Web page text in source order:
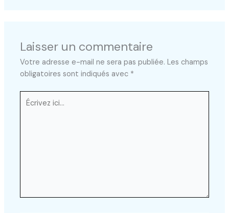
Laisser un commentaire
Votre adresse e-mail ne sera pas publiée. Les champs
obligatoires sont indiqués avec *
Écrivez
ici…